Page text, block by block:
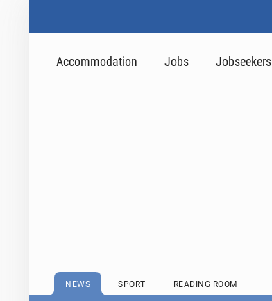
Accommodation Jobs Jobseekers
NEWS SPORT READING ROOM